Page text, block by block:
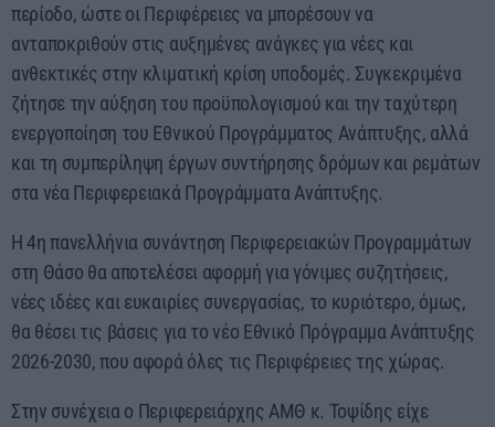
περίοδο, ώστε οι Περιφέρειες να μπορέσουν να
ανταποκριθούν στις αυξημένες ανάγκες για νέες και
ανθεκτικές στην κλιματική κρίση υποδομές. Συγκεκριμένα
ζήτησε την αύξηση του προϋπολογισμού και την ταχύτερη
ενεργοποίηση του Εθνικού Προγράμματος Ανάπτυξης, αλλά
και τη συμπερίληψη έργων συντήρησης δρόμων και ρεμάτων
στα νέα Περιφερειακά Προγράμματα Ανάπτυξης.
Η 4η πανελλήνια συνάντηση Περιφερειακών Προγραμμάτων
στη Θάσο θα αποτελέσει αφορμή για γόνιμες συζητήσεις,
νέες ιδέες και ευκαιρίες συνεργασίας, το κυριότερο, όμως,
θα θέσει τις βάσεις για το νέο Εθνικό Πρόγραμμα Ανάπτυξης
2026-2030, που αφορά όλες τις Περιφέρειες της χώρας.
Στην συνέχεια ο Περιφερειάρχης ΑΜΘ κ. Τοψίδης είχε